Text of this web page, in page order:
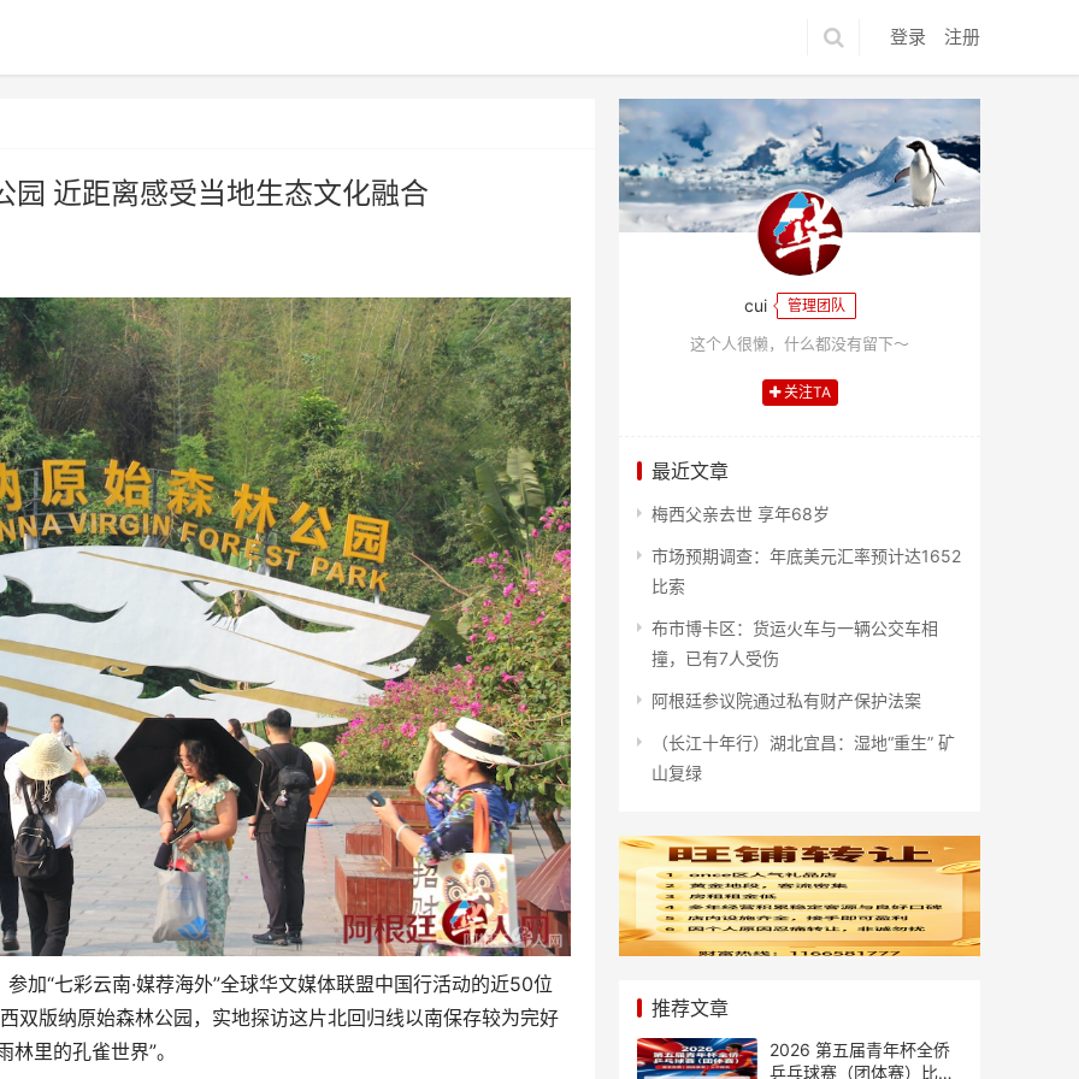
登录 注册
近距离感受当地生态文化融合
加“七彩云南·媒荐海外”全球华文媒体联盟中国行活动的近50位
双版纳原始森林公园，实地探访这片北回归线以南保存较为完好
里的孔雀世界”。
cui 管理团队
这个人很懒，什么都没有留下～
关注TA
最近文章
梅西父亲去世 享年68岁
市场预期调查：年底美元汇率预计达1652
比索
布市博卡区：货运火车与一辆公交车相
撞，已有7人受伤
阿根廷参议院通过私有财产保护法案
（长江十年行）湖北宜昌：湿地“重生” 矿
山复绿
推荐文章
2026 第五届青年杯全侨
乒乓球赛（团体赛）比赛